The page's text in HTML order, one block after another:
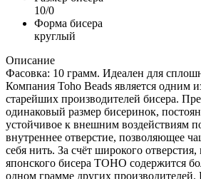
10/0
Форма бисера
круглый
Описание
Фасовка: 10 грамм. Идеален для
Компания Toho Beads является одним
старейших производителей бисера.
одинаковый размер бисеринок,
устойчивое к внешним воздействиям
внутреннее отверстие, позволяющее
себя нить. За счёт широкого
японского бисера TOHO содержится
одном грамме других производителей.